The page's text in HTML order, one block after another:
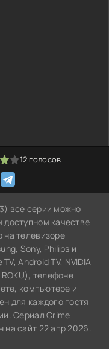
12 голосов
все серии можно
качестве
на телевизоре
Sony, Philips и
Android TV, NVIDIA
ROKU), телефоне
компьютере и
для каждого гостя
Сериал Crime
на сайт 22 апр 2026.